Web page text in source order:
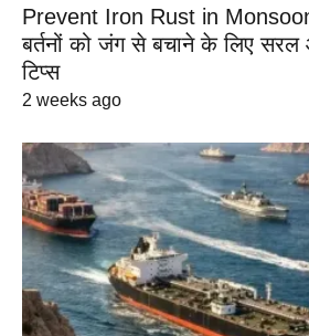
Prevent Iron Rust in
बर्तनों को जंग से बचाने के लिए
टिप्स
2 weeks ago